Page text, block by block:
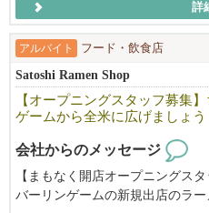
詳
アルバイト フード・飲食店
Satoshi Ramen Shop
【オープニングスタッフ募集
ゲームから全米に広げましょう
会社からのメッセージ
【まもなく開店オープニングスタ
バーリンゲームの新規出店のラ